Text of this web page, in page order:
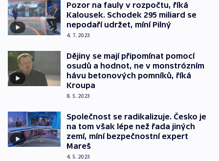
Pozor na fauly v rozpočtu, říká
Kalousek. Schodek 295 miliard se
nepodaří udržet, míní Pilný
4. 7. 2023
Dějiny se mají připomínat pomocí
osudů a hodnot, ne v monstrózním
hávu betonových pomníků, říká
Kroupa
8. 5. 2023
Společnost se radikalizuje. Česko je
na tom však lépe než řada jiných
zemí, míní bezpečnostní expert
Mareš
4. 5. 2023